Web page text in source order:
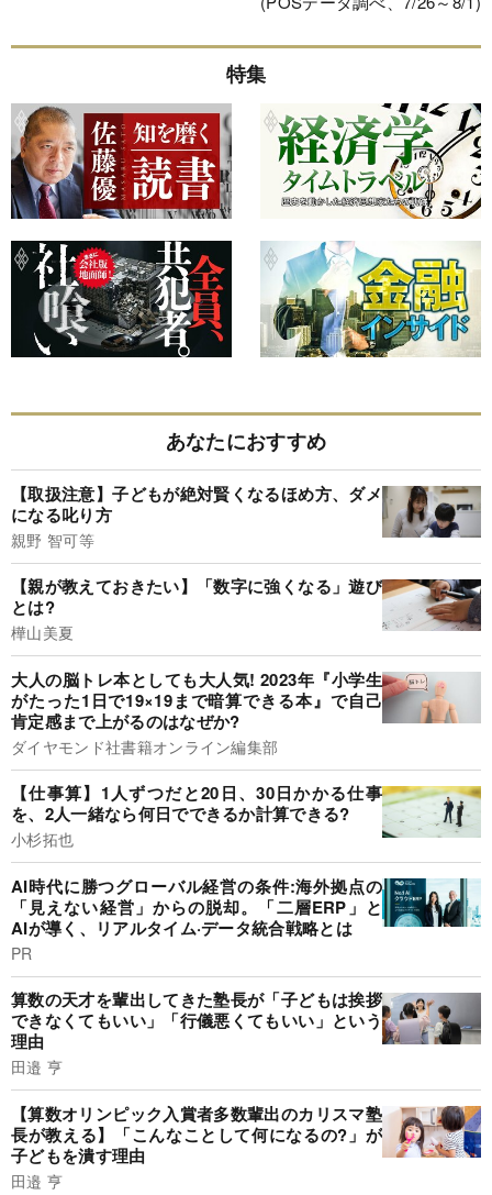
特集
あなたにおすすめ
【取扱注意】子どもが絶対賢くなるほめ方、ダメ
になる叱り方
親野 智可等
【親が教えておきたい】「数字に強くなる」遊び
とは?
樺山美夏
大人の脳トレ本としても大人気! 2023年『小学生
がたった1日で19×19まで暗算できる本』で自己
肯定感まで上がるのはなぜか?
ダイヤモンド社書籍オンライン編集部
【仕事算】1人ずつだと20日、30日かかる仕事
を、2人一緒なら何日でできるか計算できる?
小杉拓也
AI時代に勝つグローバル経営の条件:海外拠点の
「見えない経営」からの脱却。「二層ERP」と
AIが導く、リアルタイム·データ統合戦略とは
PR
算数の天才を輩出してきた塾長が「子どもは挨拶
できなくてもいい」「行儀悪くてもいい」という
理由
田邉 亨
【算数オリンピック入賞者多数輩出のカリスマ塾
長が教える】「こんなことして何になるの?」が
子どもを潰す理由
田邉 亨